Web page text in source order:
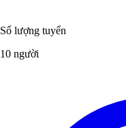
Số lượng tuyển
10 người